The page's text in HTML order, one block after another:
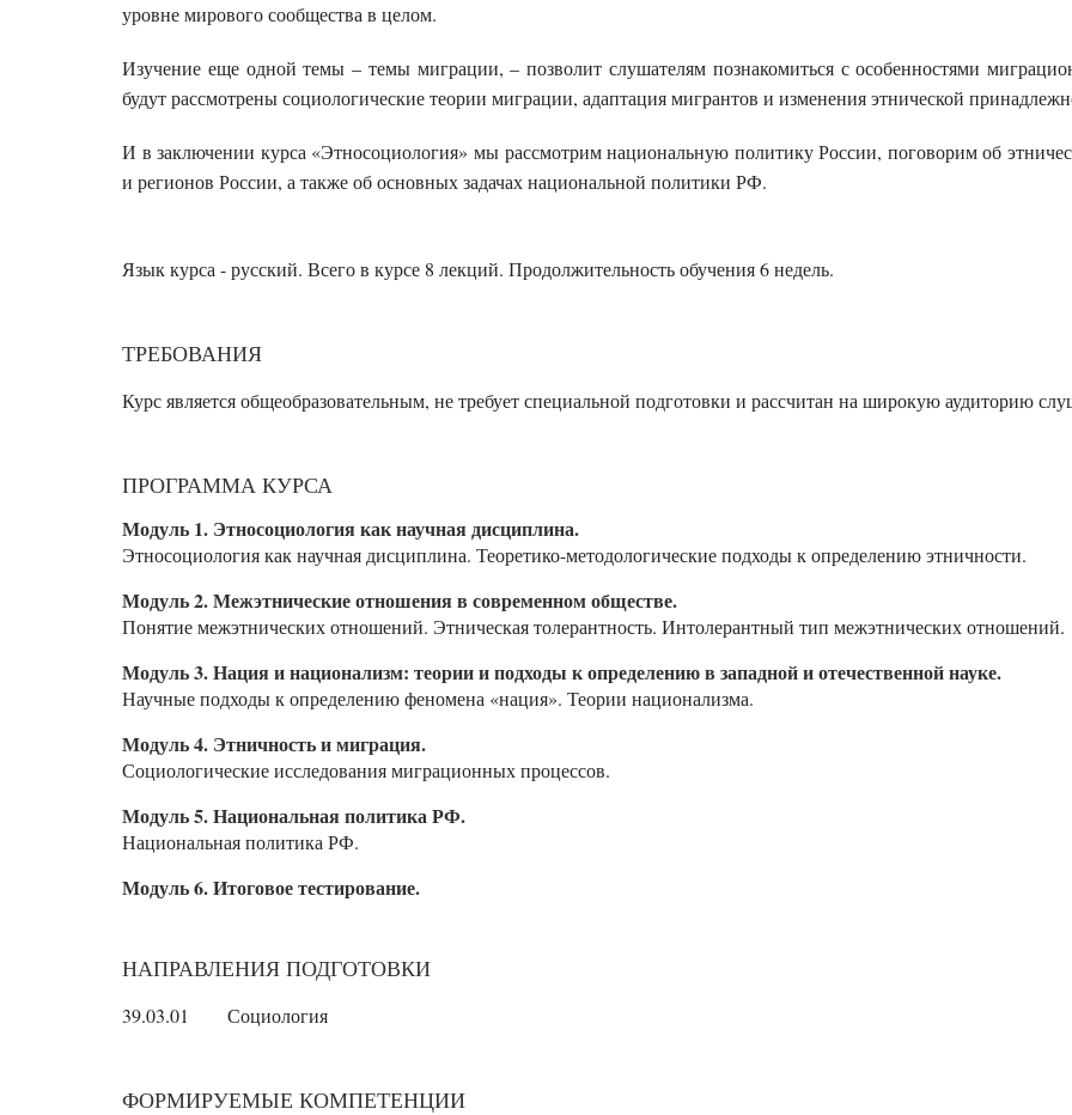
уровне мирового сообщества в целом.
Изучение еще одной темы – темы миграции, – позволит слушателям познакомиться с особенностями
будут рассмотрены социологические теории миграции, адаптация мигрантов и изменения этнической
И в заключении курса «Этносоциология» мы рассмотрим национальную политику России, поговорим об
и регионов России, а также об основных задачах национальной политики РФ.
Язык курса - русский. Всего в курсе 8 лекций. Продолжительность обучения6недель.
ТРЕБОВАНИЯ
Курс является общеобразовательным, не требует специальной подготовки и рассчитан на широкую аудиторию
ПРОГРАММА КУРСА
Модуль 1. Этносоциология как научная дисциплина.
Этносоциология как научная дисциплина. Теоретико-методологические подходы к определению этничности.
Модуль 2. Межэтнические отношения в современном обществе.
Понятие межэтнических отношений. Этническая толерантность. Интолерантный тип межэтнических отношений.
Модуль 3. Нация и национализм: теории и подходы к определению в западной и отечественной науке.
Научные подходы к определению феномена «нация». Теории национализма.
Модуль 4. Этничность и миграция.
Социологические исследования миграционных процессов.
Модуль 5. Национальная политика РФ.
Национальная политика РФ.
Модуль 6. Итоговое тестирование.
НАПРАВЛЕНИЯ ПОДГОТОВКИ
39.03.01 Социология
ФОРМИРУЕМЫЕ КОМПЕТЕНЦИИ